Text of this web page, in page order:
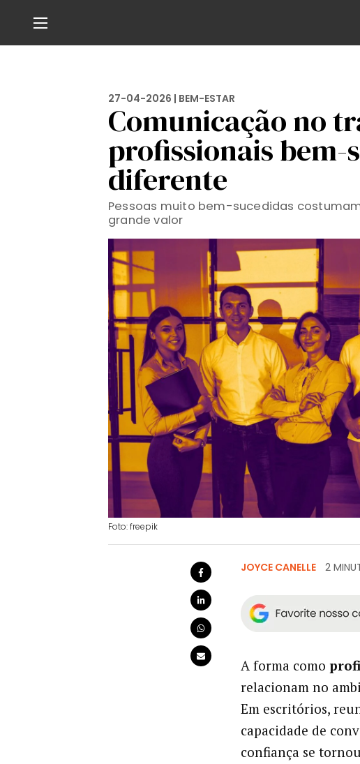
27-04-2026 | BEM-ESTAR
Comunicação no
profissionais bem-
diferente
Pessoas muito bem-sucedidas
grande valor
Foto: freepik
JOYCE CANELLE 2
A forma como
relacionam no
Em escritórios,
capacidade de
confiança se